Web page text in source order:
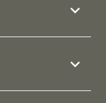
expand_more
expand_more